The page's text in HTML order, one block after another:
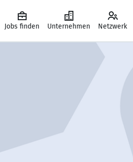
Jobs finden Unternehmen Netzwerk